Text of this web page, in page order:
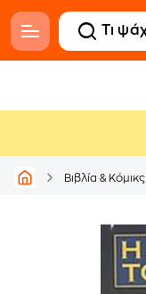
Βιβλία & Κόμικς